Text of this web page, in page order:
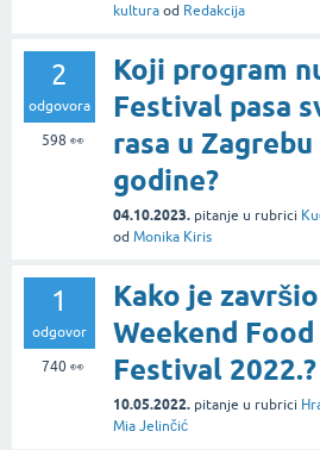
kultura od Redakcija
2
odgovora
598 👀
Koji program
Festival pasa
rasa u Zagrebu
godine?
04.10.2023. pitanje u rubrici
od Monika Kiris
1
odgovor
740👀
Kako je završio
Weekend Food
Festival 2022.?
10.05.2022. pitanje u rubrici
Mia Jelinčić